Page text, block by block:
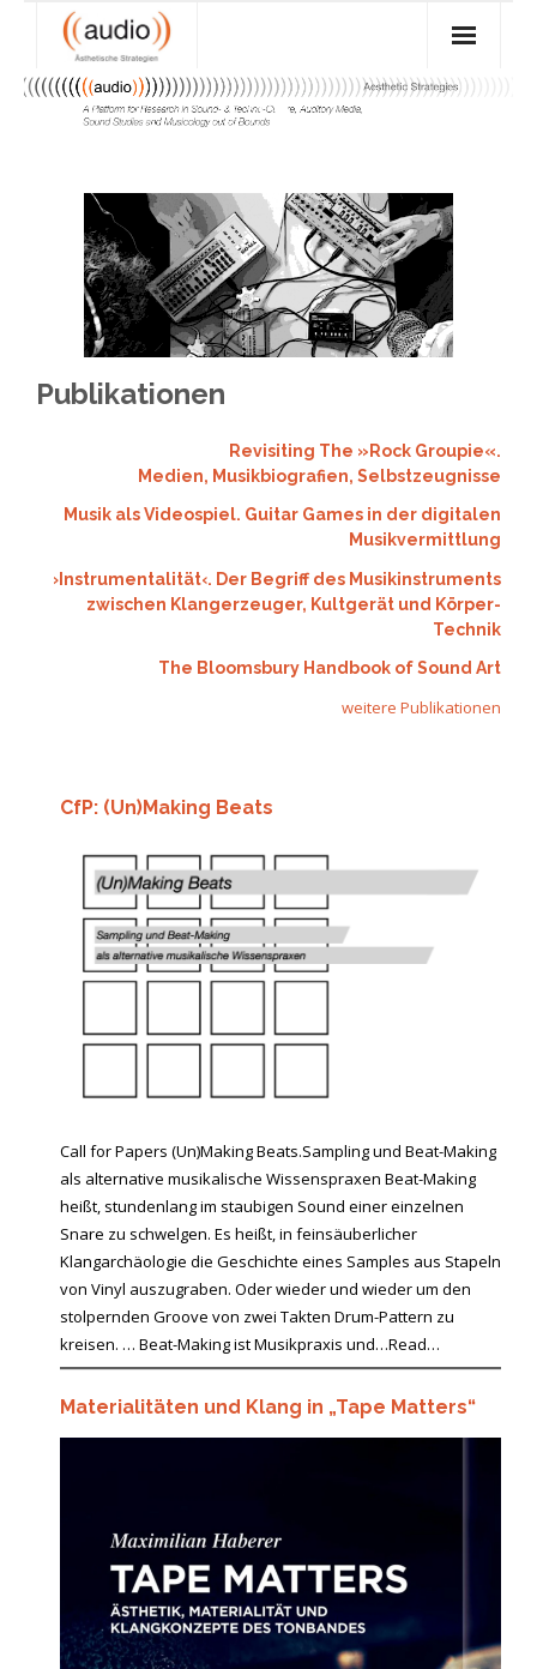
content
Forschung
- Projekte
- Publikationen
- - Reihen
- - Abschlussarbeiten – Übersicht
- Veranstaltungen
- Aktuelle Seminare
- Seminar-Archiv
Feed
((audio)) Archiv
Über ((audio))
- Das ((audio)) Team
- Ehemalige
Publikationen
Revisiting The »Rock Groupie«.
Medien, Musikbiografien, Selbstzeugnisse
Musik als Videospiel. Guitar Games in der digitalen
Musikvermittlung
›Instrumentalität‹. Der Begriff des Musikinstruments
zwischen Klangerzeuger, Kultgerät und Körper-
Technik
The Bloomsbury Handbook of Sound Art
weitere Publikationen
CfP: (Un)Making Beats
Call for Papers (Un)Making Beats.Sampling und Beat-Making
als alternative musikalische Wissenspraxen Beat-Making
heißt, stundenlang im staubigen Sound einer einzelnen
Snare zu schwelgen. Es heißt, in feinsäuberlicher
Klangarchäologie die Geschichte eines Samples aus Stapeln
von Vinyl auszugraben. Oder wieder und wieder um den
stolpernden Groove von zwei Takten Drum-Pattern zu
kreisen. … Beat-Making ist Musikpraxis und…Read…
Materialitäten und Klang in „Tape Matters“